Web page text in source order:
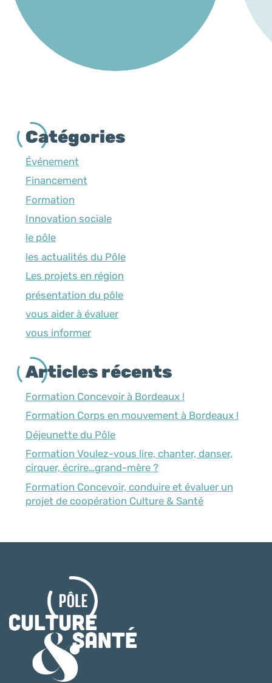
Catégories
Événement
Financement
Formation
Innovation sociale
le pôle
les actualités du Pôle
Les projets en région
présentation du pôle
vous aider à évaluer
vous informer
Articles récents
Formation Concevoir à Bordeaux !
Formation Corps en mouvement à Bordeaux !
Déjeunette du Pôle
Formation Voulez-vous lire, chanter, danser,
cirquer, écrire…grand-mère ?
Formation Concevoir, conduire et évaluer un
projet de coopération Culture & Santé